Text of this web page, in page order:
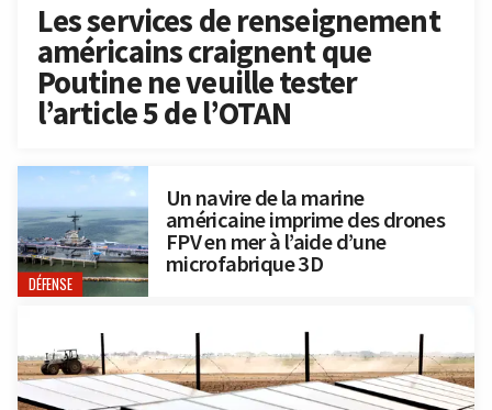
Les services de renseignement
américains craignent que
Poutine ne veuille tester
l’article 5 de l’OTAN
DÉFENSE
Un navire de la marine
américaine imprime des drones
FPV en mer à l’aide d’une
microfabrique 3D